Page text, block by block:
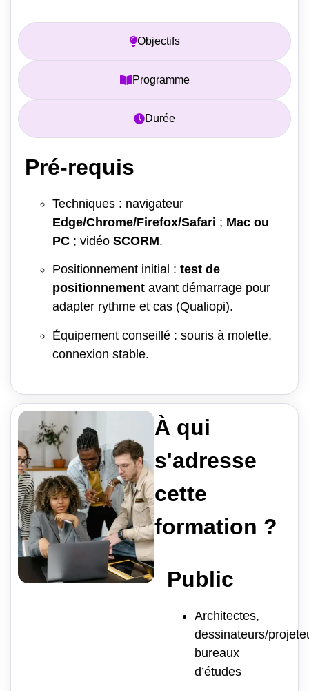
Objectifs
Programme
Durée
Pré-requis
Techniques : navigateur
Edge/Chrome/Firefox/Safari ; Mac ou
PC ; vidéo SCORM.
Positionnement initial : test de
positionnement avant démarrage pour
adapter rythme et cas (Qualiopi).
Équipement conseillé : souris à molette,
connexion stable.
À qui
s'adresse
cette
formation ?
Public
Architectes,
dessinateurs/
bureaux
d’études